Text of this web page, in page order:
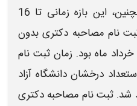
خرداد ماه ادامه داشت. همچنین، این بازه زمانی تا 16
نام مصاحبه دکتری بدون
زمان ثبت نام
درخشان دانشگاه آزاد
تمدید شد. ثبت نام مصاحبه دکتری